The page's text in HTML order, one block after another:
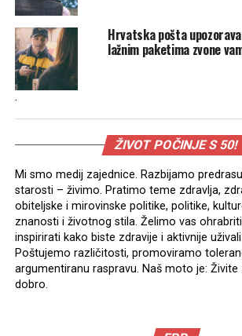
Hrvatska pošta
lažnim paketima zvone
.
ŽIVOT POČINJE S 50!
Mi smo medij zajednice. Razbijamo
starosti – živimo. Pratimo teme zdravlja,
obiteljske i mirovinske politike, politike,
znanosti i životnog stila. Želimo vas
inspirirati kako biste zdravije i aktivnije
Poštujemo različitosti, promoviramo
argumentiranu raspravu. Naš moto je:
dobro.